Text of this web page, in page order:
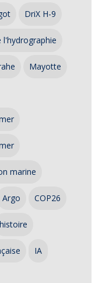
DriX H-9
l'hydrographie
Mayotte
marine
Argo COP26
histoire
IA